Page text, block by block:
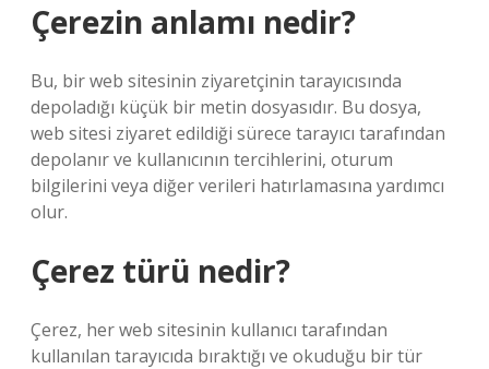
Çerezin anlamı nedir?
Bu, bir web sitesinin ziyaretçinin tarayıcısında
depoladığı küçük bir metin dosyasıdır. Bu dosya,
web sitesi ziyaret edildiği sürece tarayıcı tarafından
depolanır ve kullanıcının tercihlerini, oturum
bilgilerini veya diğer verileri hatırlamasına yardımcı
olur.
Çerez türü nedir?
Çerez, her web sitesinin kullanıcı tarafından
kullanılan tarayıcıda bıraktığı ve okuduğu bir tür